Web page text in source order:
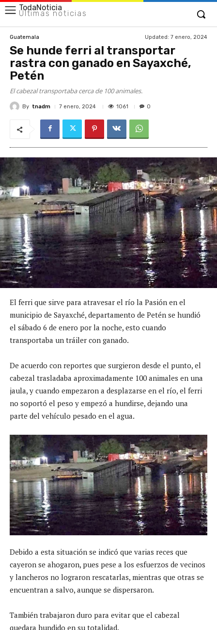
TodaNoticia
Últimas noticias
Guatemala Updated: 7 enero, 2024
Se hunde ferri al transportar
rastra con ganado en Sayaxché,
Petén
El cabezal transportaba cerca de 100 animales.
By tnadm 7 enero, 2024 1061 0
El ferri que sirve para atravesar el río la Pasión en el
municipio de Sayaxché, departamento de Petén se hundió
el sábado 6 de enero por la noche, esto cuando
transportaba un tráiler con ganado.
De acuerdo con reportes que surgieron desde el punto, el
cabezal trasladaba aproximadamente 100 animales en una
jaula, y cuando empezaron a desplazarse en el río, el ferri
no soportó el peso y empezó a hundirse, dejando una
parte del vehículo pesado en el agua.
Debido a esta situación se indicó que varias reces que
cayeron se ahogaron, pues pese a los esfuerzos de vecinos
y lancheros no lograron rescatarlas, mientras que otras se
encuentran a salvo, aunque se dispersaron.
También trabajaron duro para evitar que el cabezal
quedara hundido en su totalidad.